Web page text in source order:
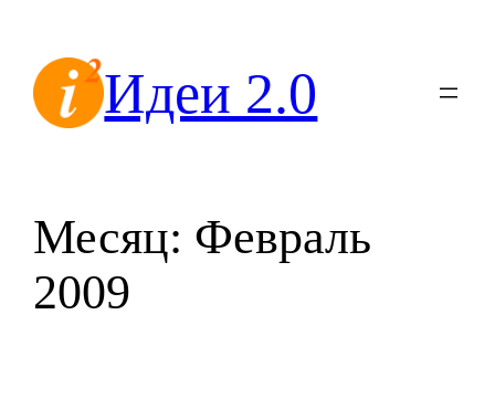
содержимомуИдеи 2.0
Месяц: Февраль
2009